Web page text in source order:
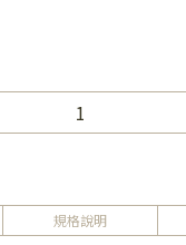
規格說明